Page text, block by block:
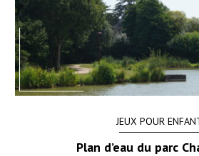
JEUX POUR
Plan d’eau du parc